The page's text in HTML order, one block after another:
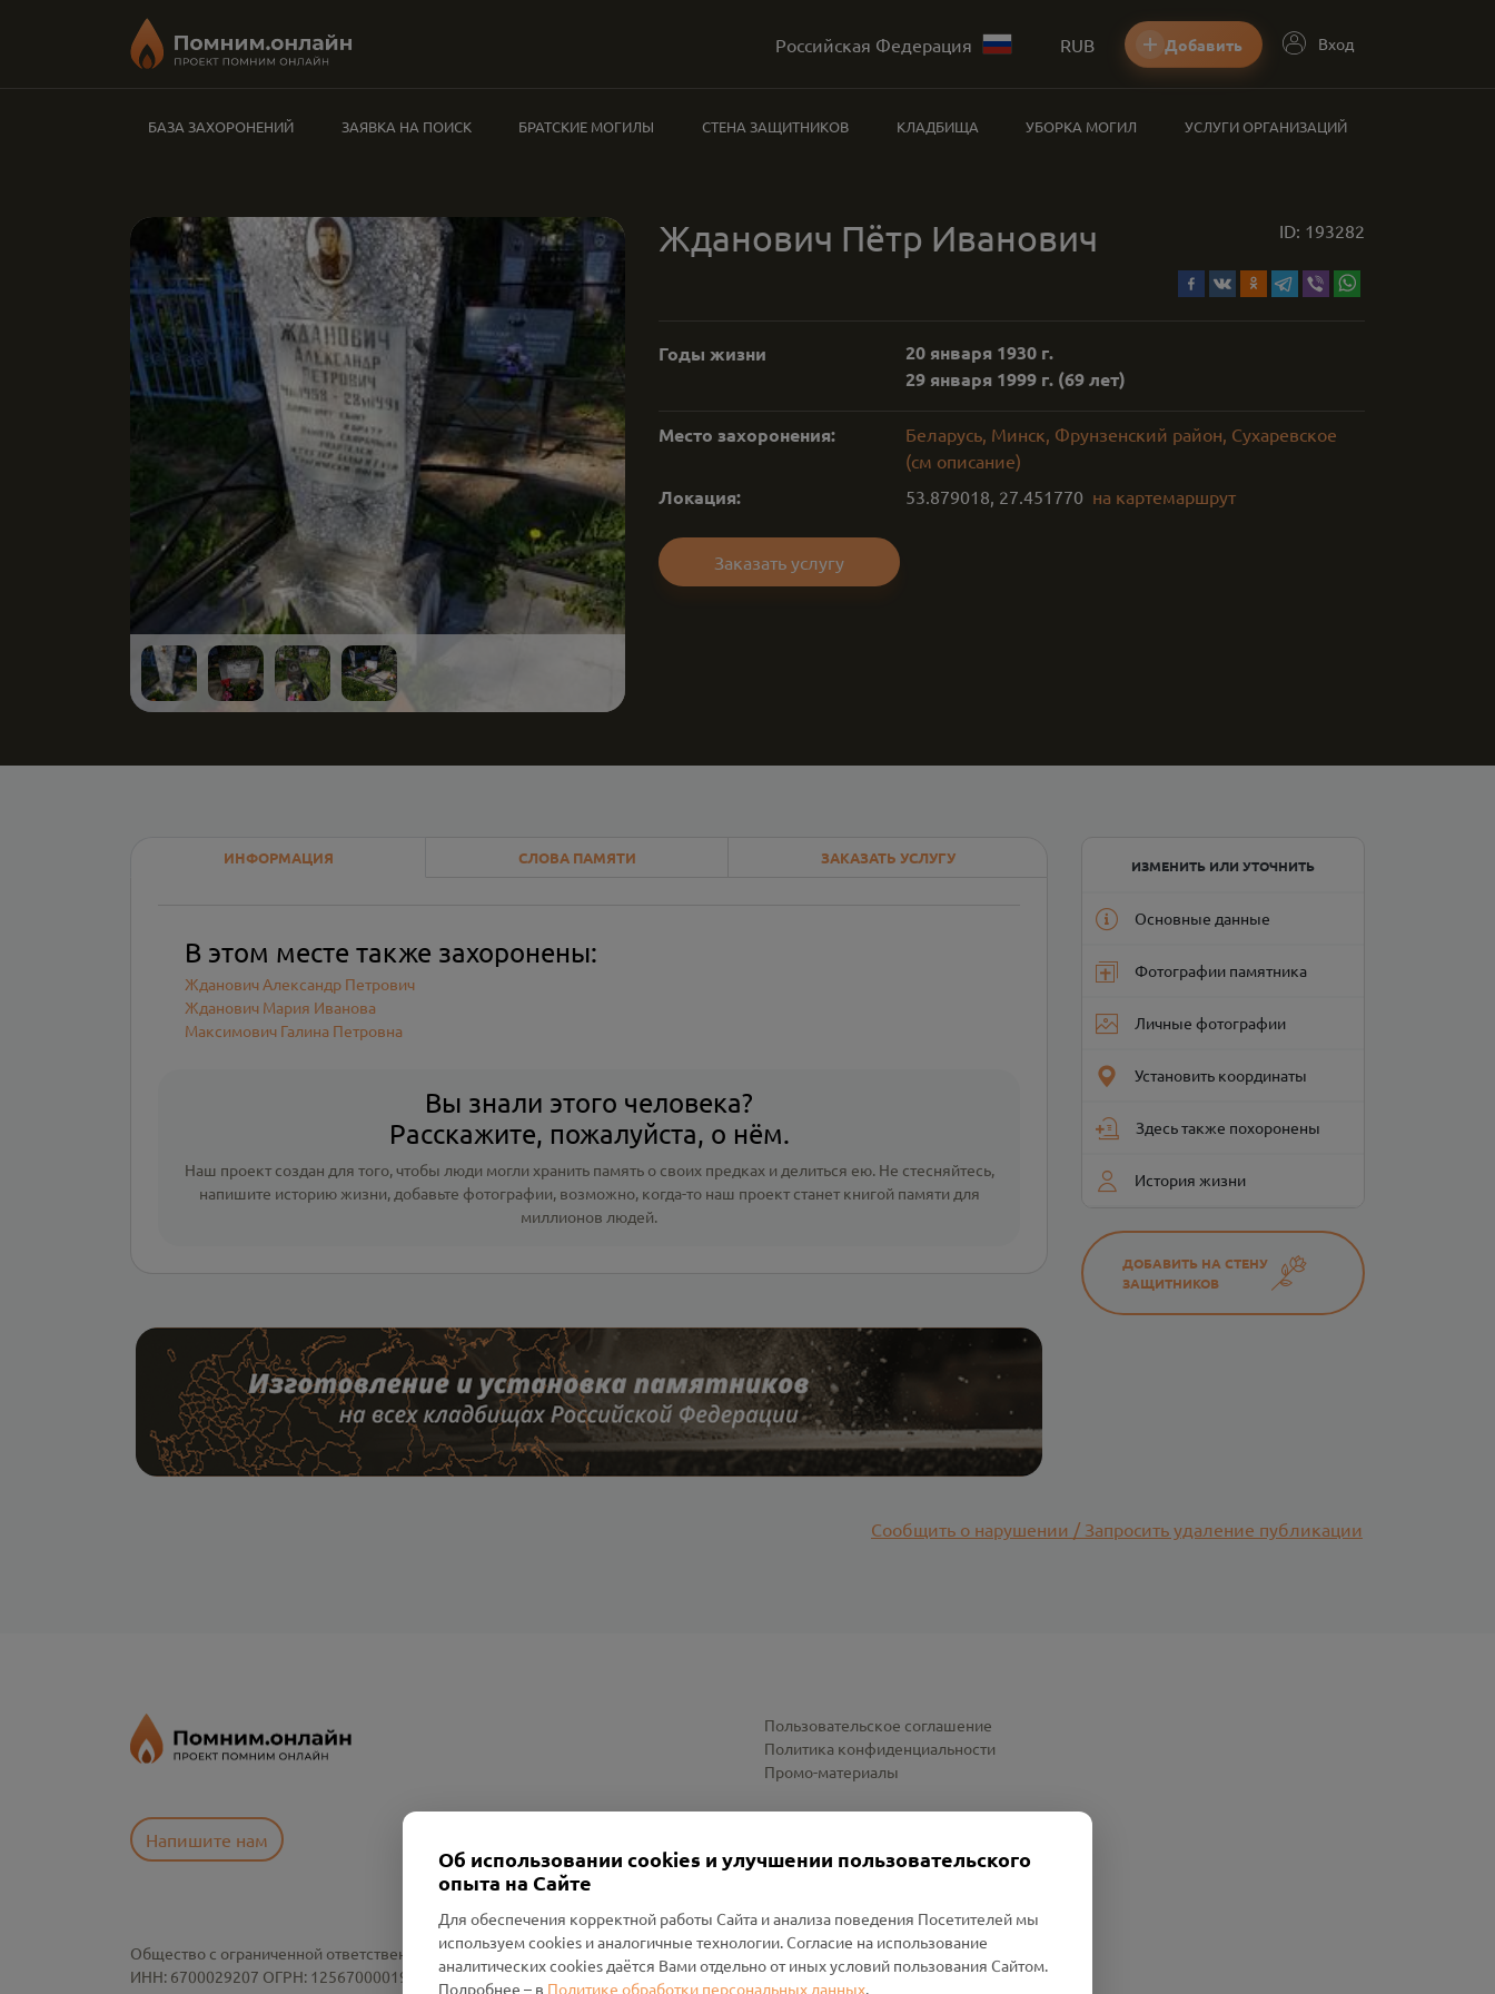
Российская Федерация RUB Добавить Вход
БАЗА ЗАХОРОНЕНИЙ ЗАЯВКА НА ПОИСК БРАТСКИЕ МОГИЛЫ СТЕНА ЗАЩИТНИКОВ КЛАДБИЩА УБОРКА МОГИЛ УСЛУГИ ОРГАНИЗАЦИЙ
Жданович Пётр Иванович ID: 193282
Годы жизни
20 января 1930 г.
29 января 1999 г. (69 лет)
Место захоронения:
Беларусь, Минск, Фрунзенский район, Сухаревское
(см описание)
Локация: 53.879018, 27.451770 на картемаршрут
Заказать услугу
ИНФОРМАЦИЯ СЛОВА ПАМЯТИ ЗАКАЗАТЬ УСЛУГУ
В этом месте также захоронены:
Жданович Александр Петрович
Жданович Мария Иванова
Максимович Галина Петровна
Вы знали этого человека?
Расскажите, пожалуйста, о нём.
Наш проект создан для того, чтобы люди могли хранить память о своих предках и делиться ею. Не стесняйтесь,
напишите историю жизни, добавьте фотографии, возможно, когда-то наш проект станет книгой памяти для
миллионов людей.
ИЗМЕНИТЬ ИЛИ УТОЧНИТЬ
Основные данные
Фотографии памятника
Личные фотографии
Установить координаты
Здесь также похоронены
История жизни
ДОБАВИТЬ НА СТЕНУ
ЗАЩИТНИКОВ
Сообщить о нарушении / Запросить удаление публикации
Напишите нам
Пользовательское соглашение
Политика конфиденциальности
Промо-материалы
Общество с ограниченной ответственностью «Смоленский Проект Помним»
ИНН: 6700029207 ОГРН: 1256700001986
Об использовании cookies и улучшении пользовательского
опыта на Сайте
Для обеспечения корректной работы Сайта и анализа поведения Посетителей мы
используем cookies и аналогичные технологии. Согласие на использование
аналитических cookies даётся Вами отдельно от иных условий пользования Сайтом.
Подробнее – в Политике обработки персональных данных.